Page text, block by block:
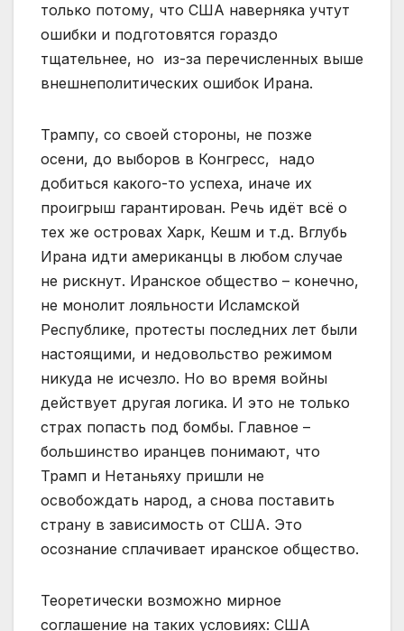
только потому, что США наверняка учтут
ошибки и подготовятся гораздо
тщательнее, но из-за перечисленных выше
внешнеполитических ошибок Ирана.
Трампу, со своей стороны, не позже
осени, до выборов в Конгресс, надо
добиться какого-то успеха, иначе их
проигрыш гарантирован. Речь идёт всё о
тех же островах Харк, Кешм и т.д. Вглубь
Ирана идти американцы в любом случае
не рискнут. Иранское общество – конечно,
не монолит лояльности Исламской
Республике, протесты последних лет были
настоящими, и недовольство режимом
никуда не исчезло. Но во время войны
действует другая логика. И это не только
страх попасть под бомбы. Главное –
большинство иранцев понимают, что
Трамп и Нетаньяху пришли не
освобождать народ, а снова поставить
страну в зависимость от США. Это
осознание сплачивает иранское общество.
Теоретически возможно мирное
соглашение на таких условиях: США